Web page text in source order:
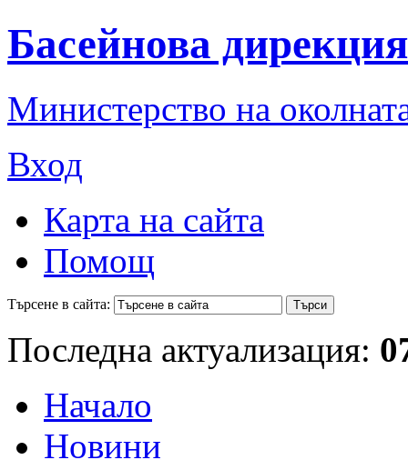
Басейнова
Министерство на
Вход
Карта на сайта
Помощ
Търсене в сайта:
Последна актуализация:
Начало
Новини